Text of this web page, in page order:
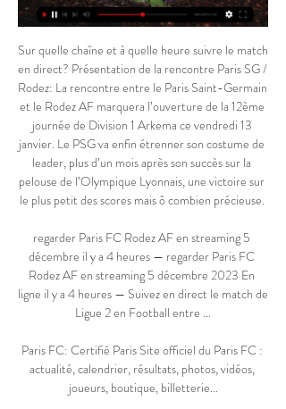
Sur quelle chaîne et à quelle heure suivre le match
en direct? Présentation de la rencontre Paris SG /
Rodez: La rencontre entre le Paris Saint-Germain
et le Rodez AF marquera l’ouverture de la 12ème
journée de Division 1 Arkema ce vendredi 13
janvier. Le PSG va enfin étrenner son costume de
leader, plus d’un mois après son succès sur la
pelouse de l’Olympique Lyonnais, une victoire sur
le plus petit des scores mais ô combien précieuse.
regarder Paris FC Rodez AF en streaming 5
décembre il y a 4 heures — regarder Paris FC
Rodez AF en streaming 5 décembre 2023 En
ligne il y a 4 heures — Suivez en direct le match de
Ligue 2 en Football entre ...
Paris FC: Certifié Paris Site officiel du Paris FC :
actualité, calendrier, résultats, photos, vidéos,
joueurs, boutique, billetterie...